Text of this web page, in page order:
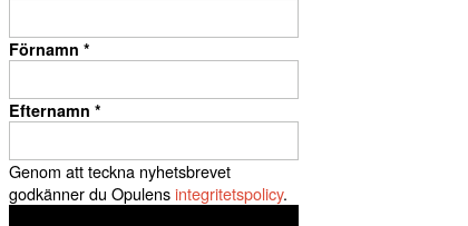
Förnamn *
Efternamn *
Genom att teckna nyhetsbrevet
godkänner du Opulensintegritetspolicy.